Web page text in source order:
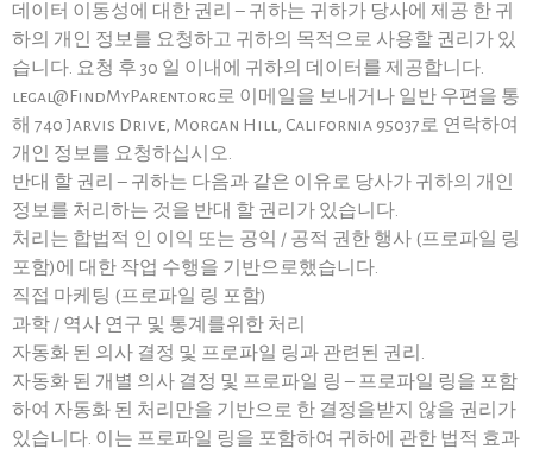
데이터 이동성에 대한 권리 – 귀하는 귀하가 당사에 제공 한 귀
하의 개인 정보를 요청하고 귀하의 목적으로 사용할 권리가 있
습니다. 요청 후 30 일 이내에 귀하의 데이터를 제공합니다.
legal@FindMyParent.org로 이메일을 보내거나 일반 우편을 통
해 740 Jarvis Drive, Morgan Hill, California 95037로 연락하여
개인 정보를 요청하십시오.
반대 할 권리 – 귀하는 다음과 같은 이유로 당사가 귀하의 개인
정보를 처리하는 것을 반대 할 권리가 있습니다.
처리는 합법적 인 이익 또는 공익 / 공적 권한 행사 (프로파일 링
포함)에 대한 작업 수행을 기반으로했습니다.
직접 마케팅 (프로파일 링 포함)
과학 / 역사 연구 및 통계를위한 처리
자동화 된 의사 결정 및 프로파일 링과 관련된 권리.
자동화 된 개별 의사 결정 및 프로파일 링 – 프로파일 링을 포함
하여 자동화 된 처리만을 기반으로 한 결정을받지 않을 권리가
있습니다. 이는 프로파일 링을 포함하여 귀하에 관한 법적 효과